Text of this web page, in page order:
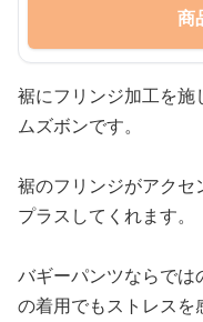
商
裾にフリンジ加工を
ムズボンです。
裾のフリンジがアク
プラスしてくれます。
バギーパンツならで
の着用でもストレスを